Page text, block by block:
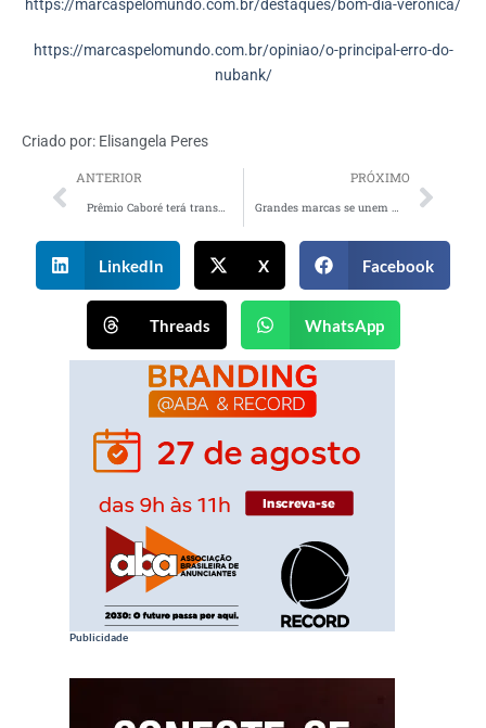
https://marcaspelomundo.com.br/destaques/bom-dia-veronica/
https://marcaspelomundo.com.br/opiniao/o-principal-erro-do-
nubank/
Criado por: Elisangela Peres
ANTERIOR
Prêmio Caboré terá transmissão ao vivo com acesso aberto ao público
PRÓXIMO
Grandes marcas se unem à Guaraná Antarctica em apoio ao futebol feminino
LinkedIn X Facebook
Threads WhatsApp
Publicidade